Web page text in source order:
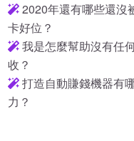
2020年還有哪些還沒
卡好位？
我是怎麼幫助沒有任
收？
打造自動賺錢機器有
力？